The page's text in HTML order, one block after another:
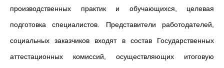
производственных практик и обучающихся, целевая
подготовка специалистов. Представители работодателей,
социальных заказчиков входят в состав Государственных
аттестационных комиссий, осуществляющих итоговую